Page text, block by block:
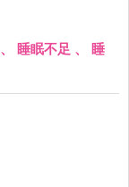
、 睡眠不足 、
睡